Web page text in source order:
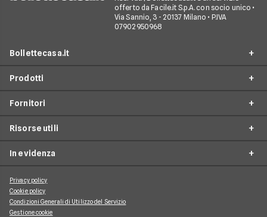
offerto da Facile.it S.p.A. con socio unico •
Via Sannio, 3 - 20137 Milano • P.IVA
07902950968
Bollettecasa.it
Contatti
Servizio clienti
Prodotti
Offerte Internet Casa
Offerte Telefonia mobile
Fornitori
Provider Internet
Piattaforme Streaming e Pay-TV
Risorse utili
Guide internet casa
Guide alla telefonia mobile
In evidenza
Aggiornamenti su Luce e Gas
Approfondimenti Internet Casa
Privacy policy
Cookie policy
Condizioni Generali di Utilizzo del Servizio
Gestione cookie